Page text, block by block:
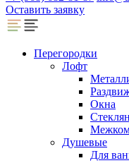
Оставить заявку
Перегородки
Лофт
Окна
Душевые
Для